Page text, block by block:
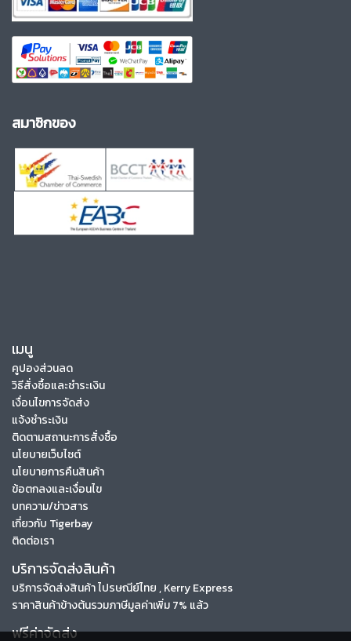
สมาชิกของ
เมนู
คูปองส่วนลด
วิธีสั่งซื้อและชำระเงิน
เงื่อนไขการจัดส่ง
แจ้งชำระเงิน
ติดตามสถานะการสั่งซื้อ
นโยบายเว็บไซต์
นโยบายการคืนสินค้า
ข้อตกลงและเงื่อนไข
บทความ/ข่าวสาร
เกี่ยวกับ Tigerbay
ติดต่อเรา
บริการจัดส่งสินค้า
บริการจัดส่งสินค้า ไปรษณีย์ไทย , Kerry Express
ราคาสินค้าข้างต้นรวมภาษีมูลค่าเพิ่ม 7% แล้ว
ฟรีค่าจัดส่ง